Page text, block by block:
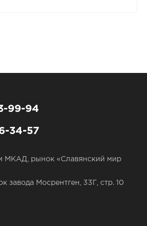
99-94
34-57
МКАД, рынок «Славянский мир
завода Мосрентген, 33Г, стр. 10